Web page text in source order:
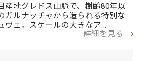
産地グレドス山脈で、樹齢80年以
ガルナッチャから造られる特別な
ヴェ。スケールの大きなア…
詳細を見る